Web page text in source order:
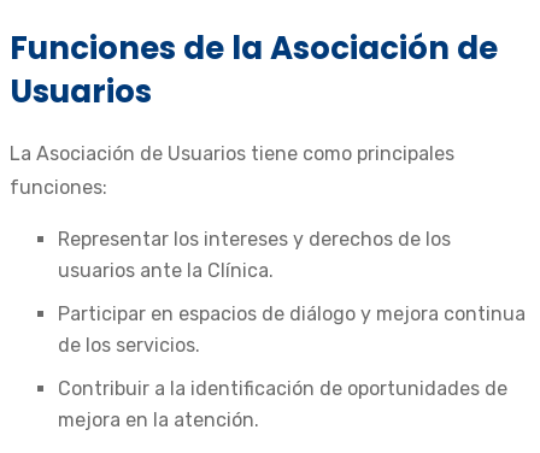
Funciones de la Asociación de
Usuarios
La Asociación de Usuarios tiene como principales
funciones:
Representar los intereses y derechos de los
usuarios ante la Clínica.
Participar en espacios de diálogo y mejora continua
de los servicios.
Contribuir a la identificación de oportunidades de
mejora en la atención.